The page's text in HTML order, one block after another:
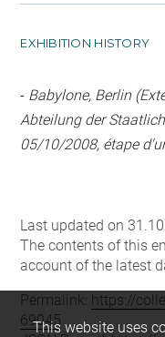
EXHIBITION HISTORY
- Babylone, Berlin
Abteilung der
05/10/2008, étape
Last updated on
The contents of this
account of the latest
Permalink: https://
69045
This website uses